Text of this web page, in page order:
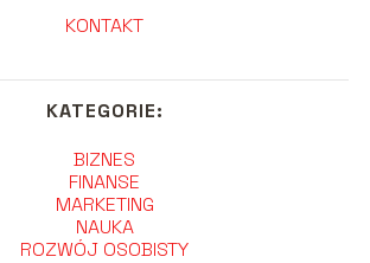
KONTAKT
KATEGORIE:
BIZNES
FINANSE
MARKETING
NAUKA
ROZWÓJ OSOBISTY